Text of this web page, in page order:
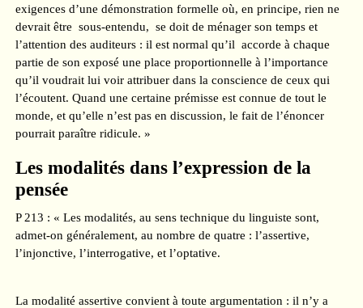
exigences d’une démonstration formelle où, en principe, rien ne
devrait être sous-entendu, se doit de ménager son temps et
l’attention des auditeurs : il est normal qu’il accorde à chaque
partie de son exposé une place proportionnelle à l’importance
qu’il voudrait lui voir attribuer dans la conscience de ceux qui
l’écoutent. Quand une certaine prémisse est connue de tout le
monde, et qu’elle n’est pas en discussion, le fait de l’énoncer
pourrait paraître ridicule. »
Les modalités dans l’expression de la
pensée
P 213 : « Les modalités, au sens technique du linguiste sont,
admet-on généralement, au nombre de quatre : l’assertive,
l’injonctive, l’interrogative, et l’optative.
La modalité assertive convient à toute argumentation : il n’y a